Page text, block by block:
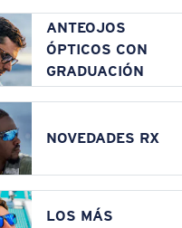
ANTEOJOS
ÓPTICOS CON
GRADUACIÓN
NOVEDADES RX
LOS MÁS